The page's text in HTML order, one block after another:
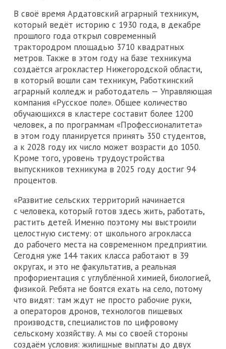
В своё время Ардатовский аграрный техникум,
который ведёт историю с 1930 года, в декабре
прошлого года открыл современный
трактородром площадью 3710 квадратных
метров. Также в этом году на базе техникума
создаётся агрокластер Нижегородской области,
в который вошли сам техникум, Работкинский
аграрный колледж и работодатель — Управляющая
компания «Русское поле». Общее количество
обучающихся в кластере составит более 1200
человек, а по программам «Профессионалитета»
в этом году планируется принять 350 студентов,
а к 2028 году их число может возрасти до 1050.
Кроме того, уровень трудоустройства
выпускников техникума в 2025 году достиг 94
процентов.
«Развитие сельских территорий начинается
с человека, который готов здесь жить, работать,
растить детей. Именно поэтому мы выстроили
целостную систему: от школьного агрокласса
до рабочего места на современном предприятии.
Сегодня уже 144 таких класса работают в 39
округах, и это не факультатив, а реальная
профориентация с углублённой химией, биологией,
физикой. Ребята не боятся ехать на село, потому
что видят: там ждут не просто рабочие руки,
а операторов дронов, технологов пищевых
производств, специалистов по цифровому
сельскому хозяйству. А мы со своей стороны
создаём условия: жилищные выплаты до двух